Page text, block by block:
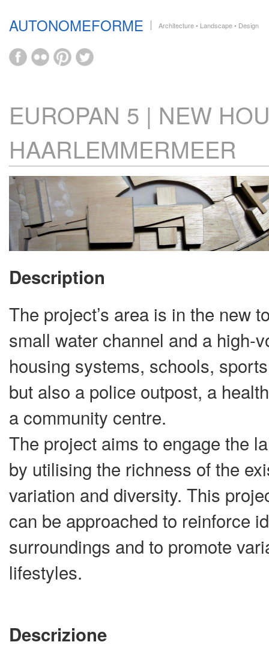
AUTONOMEFORME Architecture • Landscape • Design
EUROPAN 5 | NEW
HAARLEMMERMEER
Description
The project’s area is in the new
small water channel and a high-
housing systems, schools,
but also a police outpost, a
a community centre.
The project aims to engage the
by utilising the richness of the
variation and diversity. This
can be approached to reinforce
surroundings and to promote
lifestyles.
Descrizione